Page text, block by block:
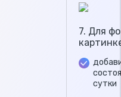
7. Для
сутки